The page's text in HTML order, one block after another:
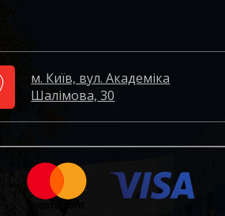
м. Київ, вул. Академіка
Шалімова, 30